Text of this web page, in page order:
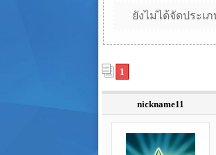
ยังไม่ได้จัดประเ
1
nickname11